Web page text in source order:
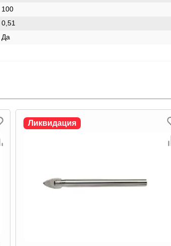
100
0,51
Да
Ликвидация